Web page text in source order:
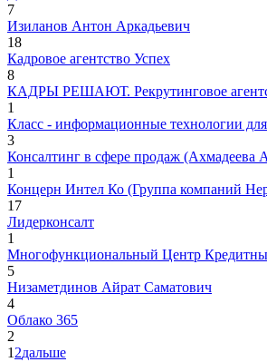
7
Изиланов Антон Аркадьевич
18
Кадровое агентство Успех
8
КАДРЫ РЕШАЮТ. Рекрутинговое
1
Класс - информационные технологии для
3
Консалтинг в сфере продаж (Ахмадеева
1
Концерн Интел Ко (Группа компаний
17
Лидерконсалт
1
Многофункциональный Центр
5
Низаметдинов Айрат Саматович
4
Облако 365
2
1 2дальше